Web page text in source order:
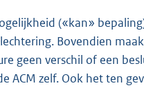
(«kan»
Bovendien
geen verschil of een
ACM zelf. Ook het ten